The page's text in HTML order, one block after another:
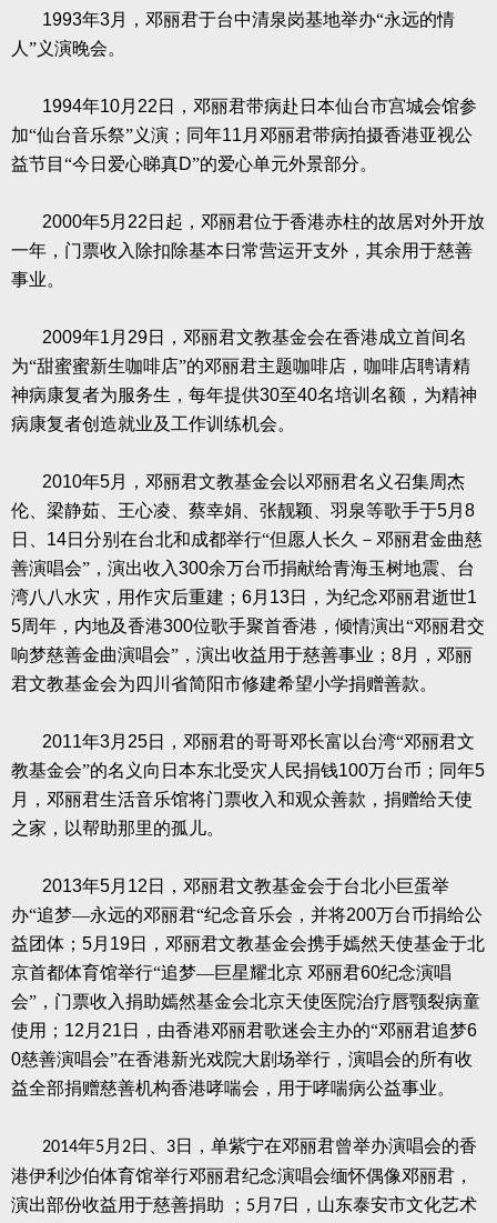
1993年3月，邓丽君于台中清泉岗基地举办“永远的情
人”义演晚会。
1994年10月 22 日，邓丽君带病赴日本仙台市宫城会馆参
加“仙台音乐祭”义演；同年11 月邓丽君带病拍摄香港亚视公
益节目“今日爱心睇真D”的爱心单元外景部分。
2000年5月 22 日起，邓丽君位于香港赤柱的故居对外开放
一年，门票收入除扣除基本日常营运开支外，其余用于慈善
事业。
2009年1 月 29日，邓丽君文教基金会在香港成立首间名
为“甜蜜蜜新生咖啡店”的邓丽君主题咖啡店，咖啡店聘请精
神病康复者为服务生，每年提供30至40名培训名额，为精神
病康复者创造就业及工作训练机会。
2010年5月，邓丽君文教基金会以邓丽君名义召集周杰
伦、梁静茹、王心凌、蔡幸娟、张靓颖、羽泉等歌手于5月 8
日、 14日分别在台北和成都举行“但愿人长久－邓丽君金曲慈
善演唱会”，演出收入300余万台币捐献给青海玉树地震、台
湾八八水灾，用作灾后重建； 6月 13日，为纪念邓丽君逝世1
5周年，内地及香港300位歌手聚首香港，倾情演出“邓丽君交
响梦慈善金曲演唱会”，演出收益用于慈善事业； 8月，邓丽
君文教基金会为四川省简阳市修建希望小学捐赠善款。
2011年3月 25日，邓丽君的哥哥邓长富以台湾“邓丽君文
教基金会”的名义向日本东北受灾人民捐钱100万台币；同年5
月，邓丽君生活音乐馆将门票收入和观众善款，捐赠给天使
之家，以帮助那里的孤儿。
2013年5月 12 日，邓丽君文教基金会于台北小巨蛋举
办“追梦—永远的邓丽君“纪念音乐会，并将200万台币捐给公
益团体； 5月 19日，邓丽君文教基金会携手嫣然天使基金于北
京首都体育馆举行“追梦—巨星耀北京 邓丽君60纪念演唱
会”，门票收入捐助嫣然基金会北京天使医院治疗唇颚裂病童
使用； 12 月 21 日，由香港邓丽君歌迷会主办的“邓丽君追梦6
0慈善演唱会”在香港新光戏院大剧场举行，演唱会的所有收
益全部捐赠慈善机构香港哮喘会，用于哮喘病公益事业。
2014年5月 2日、 3日，单紫宁在邓丽君曾举办演唱会的香
港伊利沙伯体育馆举行邓丽君纪念演唱会缅怀偶像邓丽君，
演出部份收益用于慈善捐助
； 5月 7日，山东泰安市文化艺术